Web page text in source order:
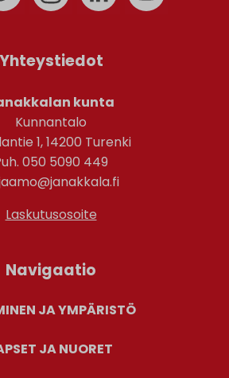
Yhteystiedot
kunta
Kunnantalo
1, 14200 Turenki
050 5090 449
Laskutusosoite
Navigaatio
JA YMPÄRISTÖ
JA NUORET